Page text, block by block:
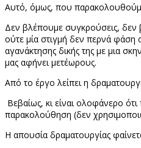
Αυτό, όμως, που παρακολουθούμε
Δεν βλέπουμε συγκρούσεις, δεν
ούτε μία στιγμή δεν περνά φάση
αγανάκτησης δικής της με μια
μας αφήνει μετέωρους.
Από το έργο λείπει η
Βεβαίως, κι είναι ολοφάνερο
παρακολούθηση (δεν
Η απουσία δραματουργίας